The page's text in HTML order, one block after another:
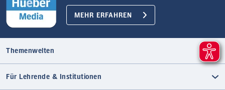
MEHR ERFAHREN
Themenwelten
Für Lehrende & Institutionen